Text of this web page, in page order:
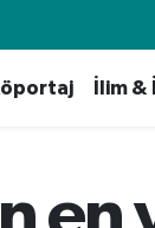
İlim